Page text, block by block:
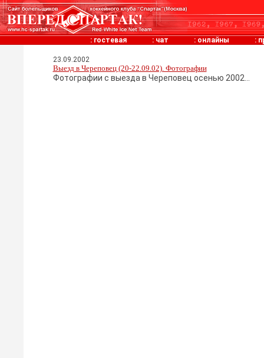
: гостевая : чат : онлайны :
23.09.2002
Выезд в Череповец (20-22.09.02). Фотографии
Фотографии с выезда в Череповец осенью 2002...